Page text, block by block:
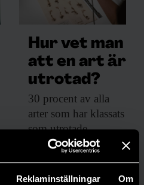
Reklaminställningar Om
Hur vet man
att en art är
utrotad?
30 procent av alla
arter som har klassats
som utrotade
återupptäckts igen.
modeller och AI ska